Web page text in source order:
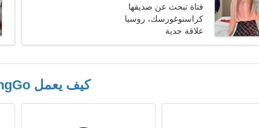
فتاة تبحث عن صديقها
كراسنوغورسك، روسيا
علاقة جدية
كيف يعمل RusDatingGo